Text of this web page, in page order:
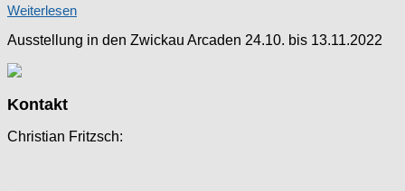
Weiterlesen
Ausstellung in den Zwickau Arcaden 24.10. bis 13.11.2022
Kontakt
Christian Fritzsch: